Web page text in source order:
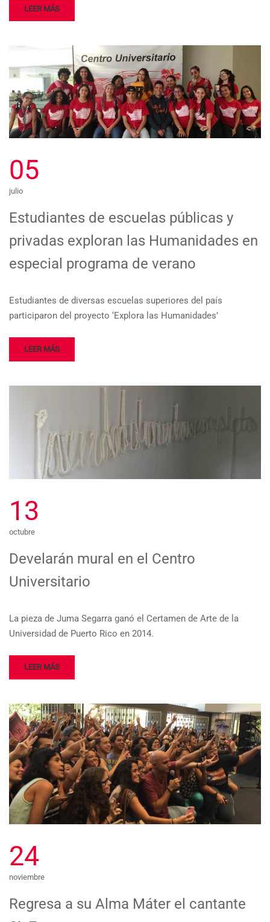
LEER MÁS
05
julio
Estudiantes de escuelas públicas y
privadas exploran las Humanidades en
especial programa de verano
Estudiantes de diversas escuelas superiores del país
participaron del proyecto ‘Explora las Humanidades’
LEER MÁS
13
octubre
Develarán mural en el Centro
Universitario
La pieza de Juma Segarra ganó el Certamen de Arte de la
Universidad de Puerto Rico en 2014.
LEER MÁS
24
noviembre
Regresa a su Alma Máter el cantante